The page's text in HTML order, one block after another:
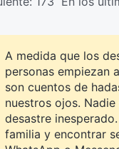
A medida que los
personas empiezan
son cuentos de
nuestros ojos.
desastre
familia y encontrar